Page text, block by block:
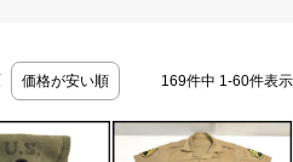
価格が安い順 169件中 1-60件表示